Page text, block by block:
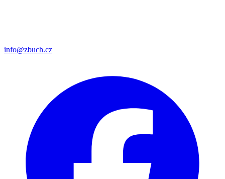
info@zbuch.cz